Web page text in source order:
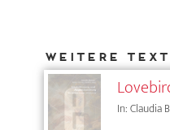
Weitere
In: Claudia